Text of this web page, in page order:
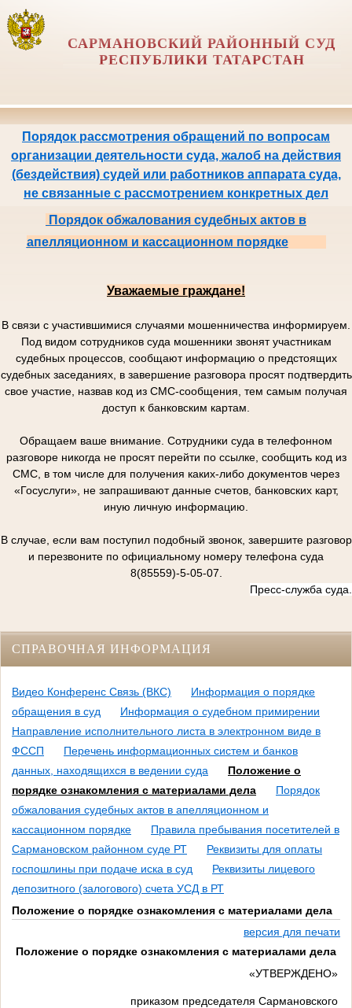
САРМАНОВСКИЙ РАЙОННЫЙ СУД
РЕСПУБЛИКИ ТАТАРСТАН
Порядок рассмотрения обращений по вопросам
организации деятельности суда, жалоб на действия
(бездействия) судей или работников аппарата суда,
не связанные с рассмотрением конкретных дел
Порядок обжалования судебных актов в
апелляционном и кассационном порядке
Уважаемые граждане!
В связи с участившимися случаями мошенничества информируем.
Под видом сотрудников суда мошенники звонят участникам
судебных процессов, сообщают информацию о предстоящих
судебных заседаниях, в завершение разговора просят подтвердить
свое участие, назвав код из СМС-сообщения, тем самым получая
доступ к банковским картам.
Обращаем ваше внимание. Сотрудники суда в телефонном
разговоре никогда не просят перейти по ссылке, сообщить код из
СМС, в том числе для получения каких-либо документов через
«Госуслуги», не запрашивают данные счетов, банковских карт,
иную личную информацию.
В случае, если вам поступил подобный звонок, завершите разговор
и перезвоните по официальному номеру телефона суда
8(85559)-5-05-07.
Пресс-служба суда.
СПРАВОЧНАЯ ИНФОРМАЦИЯ
Видео Конференс Связь (ВКС)
Информация о порядке
обращения в суд
Информация о судебном примирении
Направление исполнительного листа в электронном виде в
ФССП
Перечень информационных систем и банков
данных, находящихся в ведении суда
Положение о
порядке ознакомления с материалами дела
Порядок
обжалования судебных актов в апелляционном и
кассационном порядке
Правила пребывания посетителей в
Сармановском районном суде РТ
Реквизиты для оплаты
госпошлины при подаче иска в суд
Реквизиты лицевого
депозитного (залогового) счета УСД в РТ
Положение о порядке ознакомления с материалами дела
версия для печати
Положение о порядке ознакомления с материалами дела
«УТВЕРЖДЕНО»
приказом председателя Сармановского